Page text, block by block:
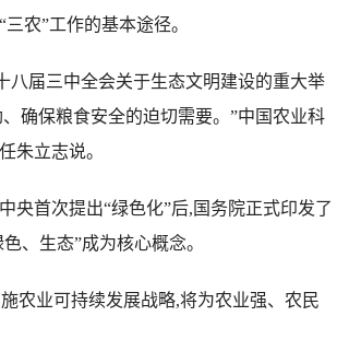
农”工作的基本途径。
届三中全会关于生态文明建设的重大举
确保粮食安全的迫切需要。”中国农业科
朱立志说。
首次提出“绿色化”后,国务院正式印发了
、生态”成为核心概念。
业可持续发展战略,将为农业强、农民